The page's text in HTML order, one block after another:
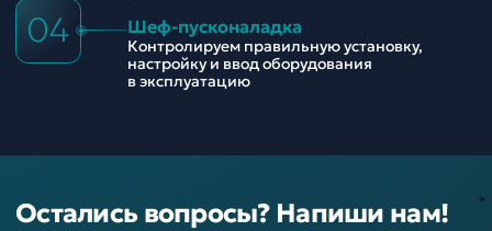
04 Шеф-пусконаладка
Контролируем правильную установку,
настройку и ввод оборудования
в эксплуатацию
Остались вопросы? Напиши нам!